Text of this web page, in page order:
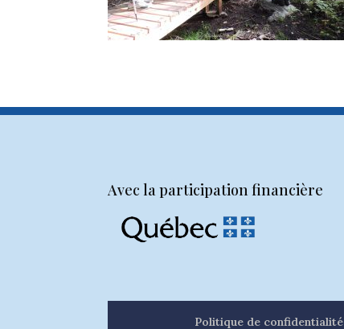
Avec la participation financière
Politique de confidentialité